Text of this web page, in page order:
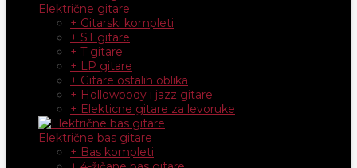
Električne gitare
+ Gitarski kompleti
+ ST gitare
+ T gitare
+ LP gitare
+ Gitare ostalih oblika
+ Hollowbody i jazz gitare
+ Elekticne gitare za levoruke
Električne bas gitare
+ Bas kompleti